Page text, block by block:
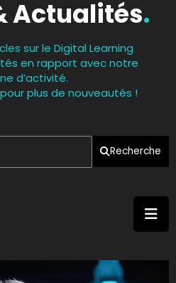
Actualités.
sur le Digital Learning
en rapport avec notre
d’activité.
plus de nouveautés !
Recherche